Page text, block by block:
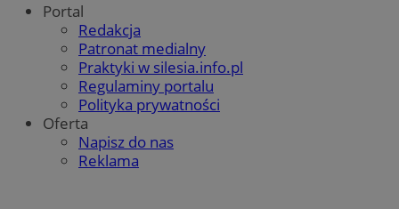
Portal
Redakcja
Patronat medialny
Praktyki w silesia.info.pl
Regulaminy portalu
Polityka prywatności
Oferta
Napisz do nas
Reklama